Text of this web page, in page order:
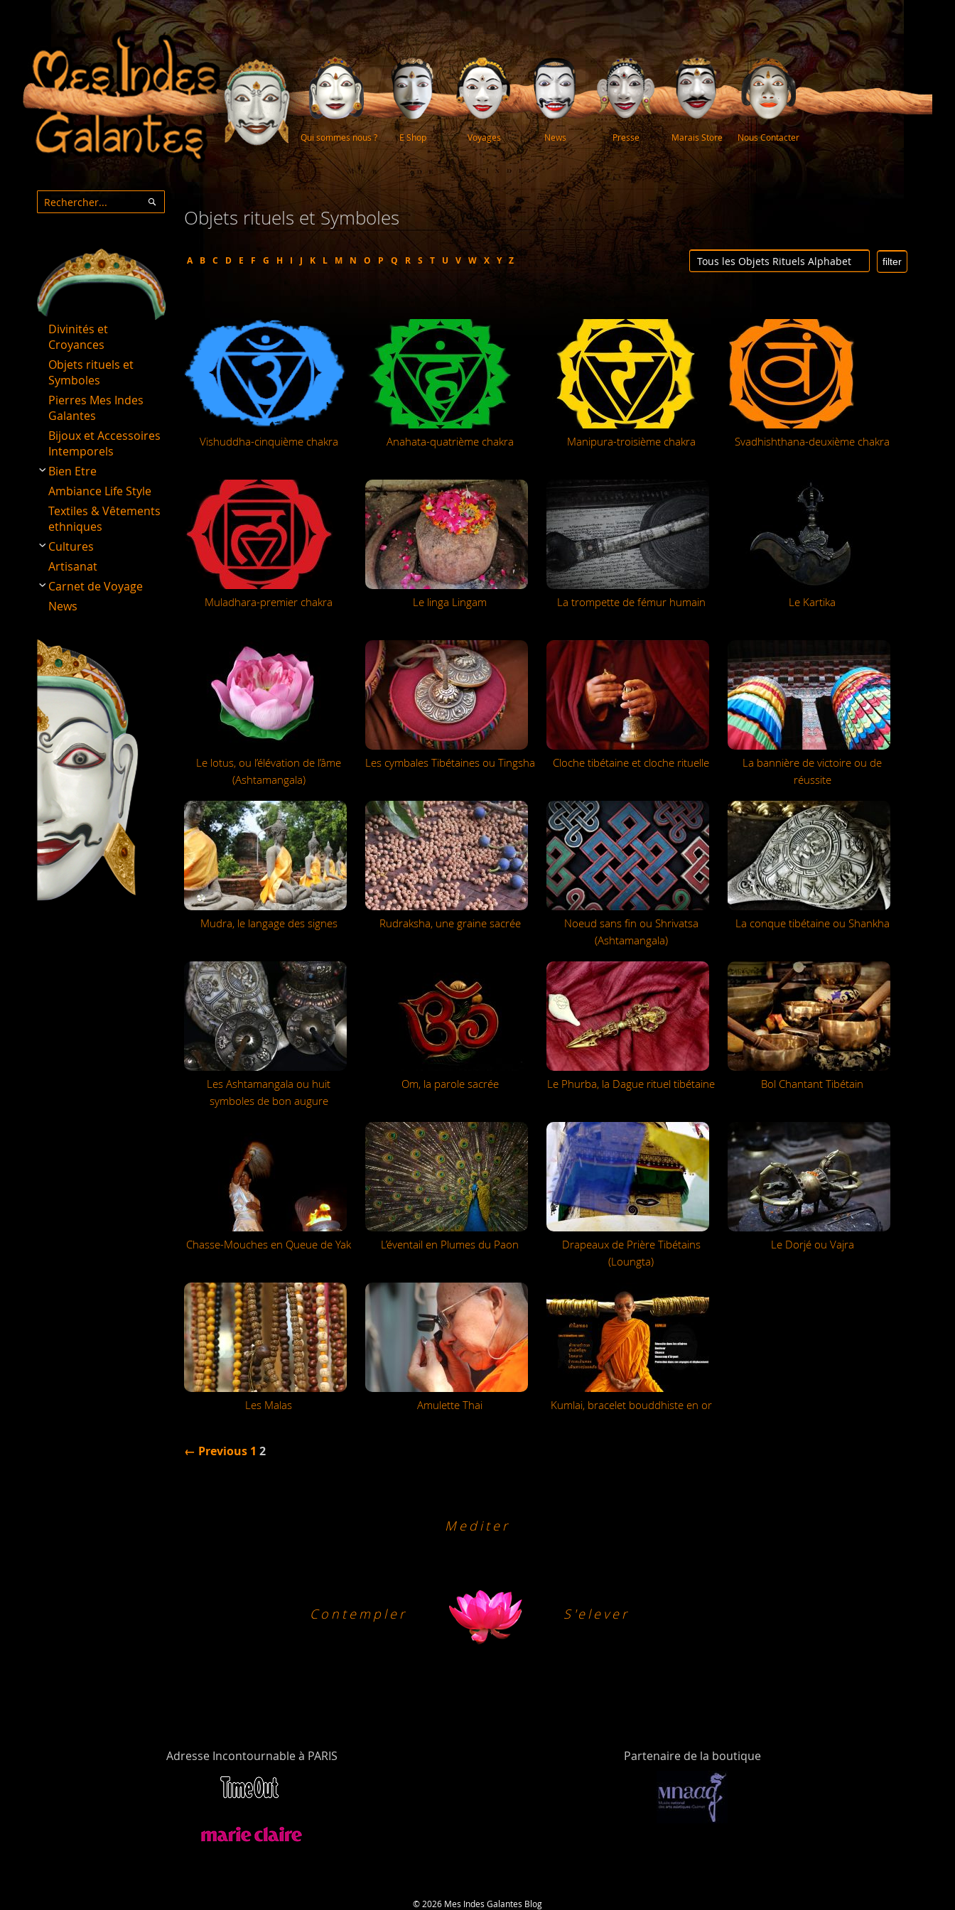
Qui sommes nous ? E Shop Voyages News Presse Marais Store Nous Contacter
Objets rituels et Symboles
A B C D E F G H I J K L M N O P Q R S T U V W X Y Z
Vishuddha-cinquième chakra Anahata-quatrième chakra Manipura-troisième chakra Svadhishthana-deuxième chakra
Muladhara-premier chakra Le linga Lingam La trompette de fémur humain Le Kartika
Le lotus, ou l’élévation de l’âme
(Ashtamangala)
Les cymbales Tibétaines ou Tingsha Cloche tibétaine et cloche rituelle
La bannière de victoire ou de
réussite
Mudra, le langage des signes Rudraksha, une graine sacrée
Noeud sans fin ou Shrivatsa
(Ashtamangala)
La conque tibétaine ou Shankha
Les Ashtamangala ou huit
symboles de bon augure
Om, la parole sacrée Le Phurba, la Dague rituel tibétaine Bol Chantant Tibétain
Chasse-Mouches en Queue de Yak L’éventail en Plumes du Paon
Drapeaux de Prière Tibétains
(Loungta)
Le Dorjé ou Vajra
Les Malas Amulette Thai Kumlai, bracelet bouddhiste en or
← Previous 1 2
Rechercher Rechercher
Divinités et
Croyances
Objets rituels et
Symboles
Pierres Mes Indes
Galantes
Bijoux et Accessoires
Intemporels
Bien Etre
Ambiance Life Style
Textiles & Vêtements
ethniques
Cultures
Artisanat
Carnet de Voyage
News
Mediter
Contempler S'elever
Adresse Incontournable à PARIS Partenaire de la boutique
© 2026 Mes Indes Galantes Blog